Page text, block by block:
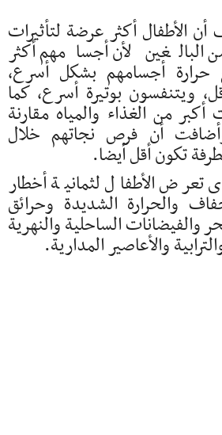
الأطفال أكثر عرضة لتأثيرات
البالغين لأن أجسامهم أكثر
حرارة أجسامهم بشكل أسرع،
ويتنفسون بوتيرة أسرع، كما
من الغذاء والمياه مقارنة
أن فرص نجاتهم خلال
تكون أقل أيضا.
تعرض الأطفال لثمانية أخطار
والحرارة الشديدة وحرائق
والفيضانات الساحلية والنهرية
والأعاصير المدارية.